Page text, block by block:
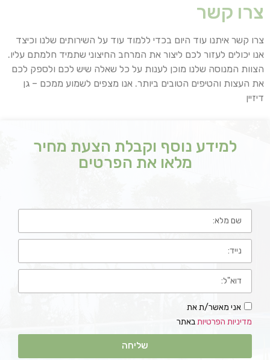
צרו קשר
צרו קשר איתנו עוד היום בכדי ללמוד עוד על השירותים שלנו וכיצד
אנו יכולים לעזור לכם ליצור את המרחב החיצוני שתמיד חלמתם עליו.
הצוות המנוסה שלנו מוכן לענות על כל שאלה שיש לכם ולספק לכם
את העצות והטיפים הטובים ביותר. אנו מצפים לשמוע ממכם – גן
דיזיין
למידע נוסף וקבלת הצעת מחיר
מלאו את הפרטים
אני מאשר/ת את
מדיניות הפרטיותבאתר
שליחה